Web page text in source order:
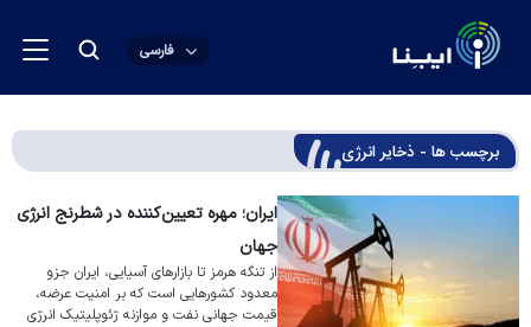
فارسی
برچسب ها - ذخایر انرژی
ایران؛ مهره تعیین‌کننده در شطرنج انرژی
جهان
از تنگه هرمز تا بازار‌های آسیایی، ایران جزو
معدود کشور‌هایی است که بر امنیت عرضه،
قیمت جهانی نفت و موازنه ژئوپلیتیک انرژی